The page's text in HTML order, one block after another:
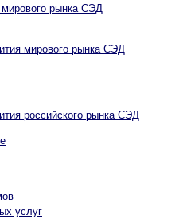
мирового рынка СЭД
мирового рынка СЭД
российского рынка СЭД
услуг